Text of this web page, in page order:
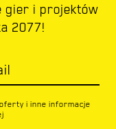
gier i projektów
2077!
i inne informacje